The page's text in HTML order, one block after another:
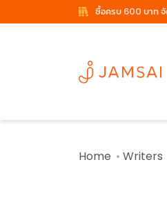
ซื้อครบ 600 บาท
Home Writers